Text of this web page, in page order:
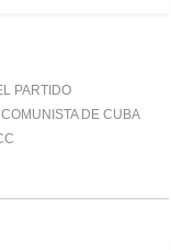
PARTIDO
DE CUBA